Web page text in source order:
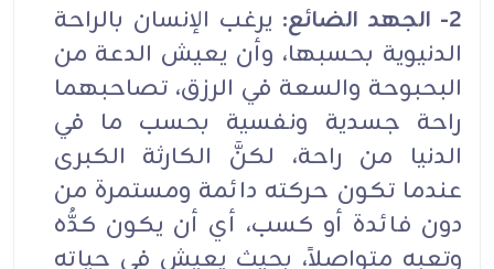
2- الجهد الضائع:
يرغب الإنسان بالراحة
الدنيوية بحسبها، وأن يعيش الدعة من
البحبوحة والسعة في الرزق، تصاحبهما
راحة جسدية ونفسية بحسب ما في
الدنيا من راحة، لكنَّ الكارثة الكبرى
عندما تكون حركته دائمة ومستمرة من
دون فائدة أو كسب، أي أن يكون كدُّه
وتعبه متواصلاً، بحيث يعيش في حياته